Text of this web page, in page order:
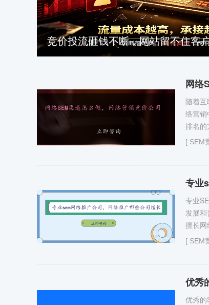
竞价投流砸钱不断，网站留不住客
网络
随着互
络营
排名的
[ SEM
专业
专业
发展和
擅长网
[ SEM
优秀
优秀的